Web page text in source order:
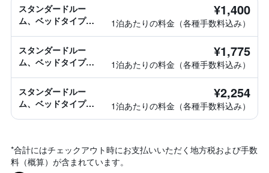
スタンダードルー
ム、ベッドタイプ情
¥1,400
1泊あたりの料金（各種手数料込み）
スタンダードルー
ム、ベッドタイプ情
¥1,775
1泊あたりの料金（各種手数料込み）
スタンダードルー
ム、ベッドタイプ情
¥2,254
1泊あたりの料金（各種手数料込み）
*合計にはチェックアウト時にお支払いいただく地方税および手数
料（概算）が含まれています。